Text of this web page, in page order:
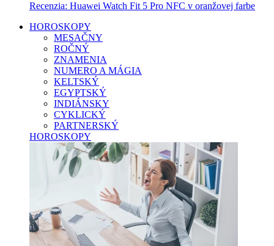
Recenzia: Huawei Watch Fit 5 Pro NFC v oranžovej farbe
HOROSKOPY
MESAČNY
ROČNÝ
ZNAMENIA
NUMERO A MÁGIA
KELTSKÝ
EGYPTSKÝ
INDIÁNSKY
CYKLICKÝ
PARTNERSKÝ
HOROSKOPY